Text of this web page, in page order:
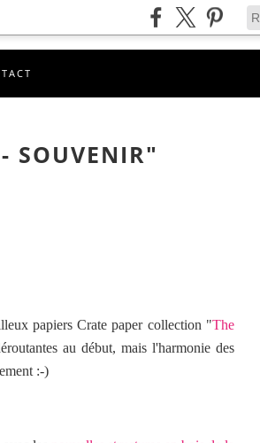
SOUVENIR"
papiers Crate paper collection "The
au début, mais l'harmonie des
:-)